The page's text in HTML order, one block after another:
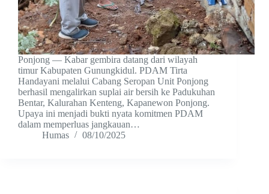
Ponjong — Kabar gembira datang dari wilayah
timur Kabupaten Gunungkidul. PDAM Tirta
Handayani melalui Cabang Seropan Unit Ponjong
berhasil mengalirkan suplai air bersih ke Padukuhan
Bentar, Kalurahan Kenteng, Kapanewon Ponjong.
Upaya ini menjadi bukti nyata komitmen PDAM
dalam memperluas jangkauan…
Humas
08/10/2025